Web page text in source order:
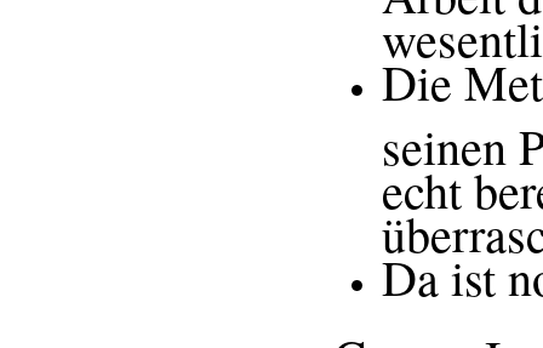
Die
seinen
echt
Da ist